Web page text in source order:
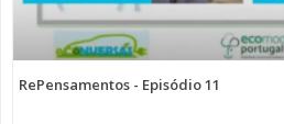
RePensamentos - Episódio 11